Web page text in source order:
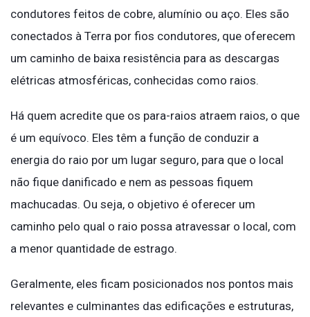
condutores feitos de cobre, alumínio ou aço. Eles são
conectados à Terra por fios condutores, que oferecem
um caminho de baixa resistência para as descargas
elétricas atmosféricas, conhecidas como raios.
Há quem acredite que os para-raios atraem raios, o que
é um equívoco. Eles têm a função de conduzir a
energia do raio por um lugar seguro, para que o local
não fique danificado e nem as pessoas fiquem
machucadas. Ou seja, o objetivo é oferecer um
caminho pelo qual o raio possa atravessar o local, com
a menor quantidade de estrago.
Geralmente, eles ficam posicionados nos pontos mais
relevantes e culminantes das edificações e estruturas,